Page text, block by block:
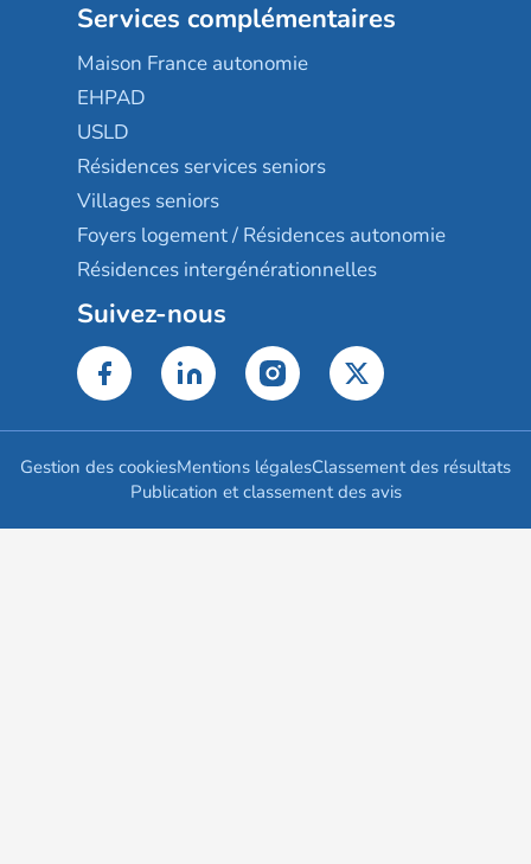
Services complémentaires
Maison France autonomie
EHPAD
USLD
Résidences services seniors
Villages seniors
Foyers logement / Résidences autonomie
Résidences intergénérationnelles
Suivez-nous
Gestion des cookiesMentions légalesClassement des résultats
Publication et classement des avis